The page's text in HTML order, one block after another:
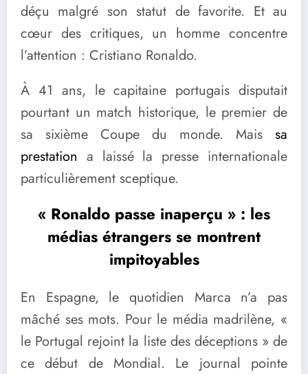
déçu malgré son statut de favorite. Et au
cœur des critiques, un homme concentre
l’attention : Cristiano Ronaldo.
À 41 ans, le capitaine portugais disputait
pourtant un match historique, le premier de
sa sixième Coupe du monde. Mais sa
prestation a laissé la presse internationale
particulièrement sceptique.
« Ronaldo passe inaperçu » : les
médias étrangers se montrent
impitoyables
En Espagne, le quotidien Marca n’a pas
mâché ses mots. Pour le média madrilène, «
le Portugal rejoint la liste des déceptions » de
ce début de Mondial. Le journal pointe